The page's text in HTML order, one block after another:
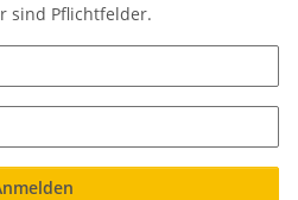
sind Pflichtfelder.